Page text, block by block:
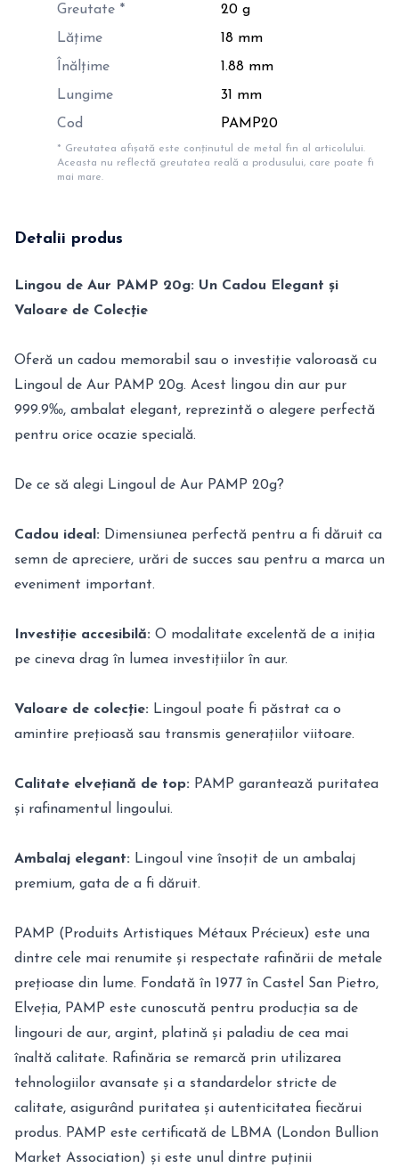
Greutate *
20 g
Lățime
18 mm
Înălțime
1.88 mm
Lungime
31 mm
Cod
PAMP20
* Greutatea afișată este conținutul de metal fin al articolului.
Aceasta nu reflectă greutatea reală a produsului, care poate fi
mai mare.
Detalii produs
Lingou de Aur PAMP 20g: Un Cadou Elegant și
Valoare de Colecție
Oferă un cadou memorabil sau o investiție valoroasă cu
Lingoul de Aur PAMP 20g. Acest lingou din aur pur
999.9‰, ambalat elegant, reprezintă o alegere perfectă
pentru orice ocazie specială.
De ce să alegi Lingoul de Aur PAMP 20g?
Cadou ideal: Dimensiunea perfectă pentru a fi dăruit ca
semn de apreciere, urări de succes sau pentru a marca un
eveniment important.
Investiție accesibilă: O modalitate excelentă de a iniția
pe cineva drag în lumea investițiilor în aur.
Valoare de colecție: Lingoul poate fi păstrat ca o
amintire prețioasă sau transmis generațiilor viitoare.
Calitate elvețiană de top: PAMP garantează puritatea
și rafinamentul lingoului.
Ambalaj elegant: Lingoul vine însoțit de un ambalaj
premium, gata de a fi dăruit.
PAMP (Produits Artistiques Métaux Précieux) este una
dintre cele mai renumite și respectate rafinării de metale
prețioase din lume. Fondată în 1977 în Castel San Pietro,
Elveția, PAMP este cunoscută pentru producția sa de
lingouri de aur, argint, platină și paladiu de cea mai
înaltă calitate. Rafinăria se remarcă prin utilizarea
tehnologiilor avansate și a standardelor stricte de
calitate, asigurând puritatea și autenticitatea fiecărui
produs. PAMP este certificată de LBMA (London Bullion
Market Association) și este unul dintre puținii